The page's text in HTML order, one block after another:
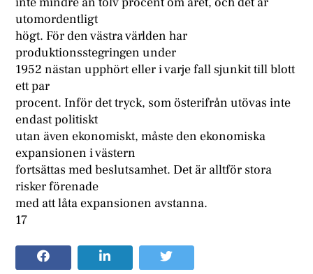
utomordentligt
högt. För den västra världen har
produktionsstegringen under
1952 nästan upphört eller i varje fall sjunkit till blott
ett par
procent. Inför det tryck, som österifrån utövas inte
endast politiskt
utan även ekonomiskt, måste den ekonomiska
expansionen i västern
fortsättas med beslutsamhet. Det är alltför stora
risker förenade
med att låta expansionen avstanna.
17